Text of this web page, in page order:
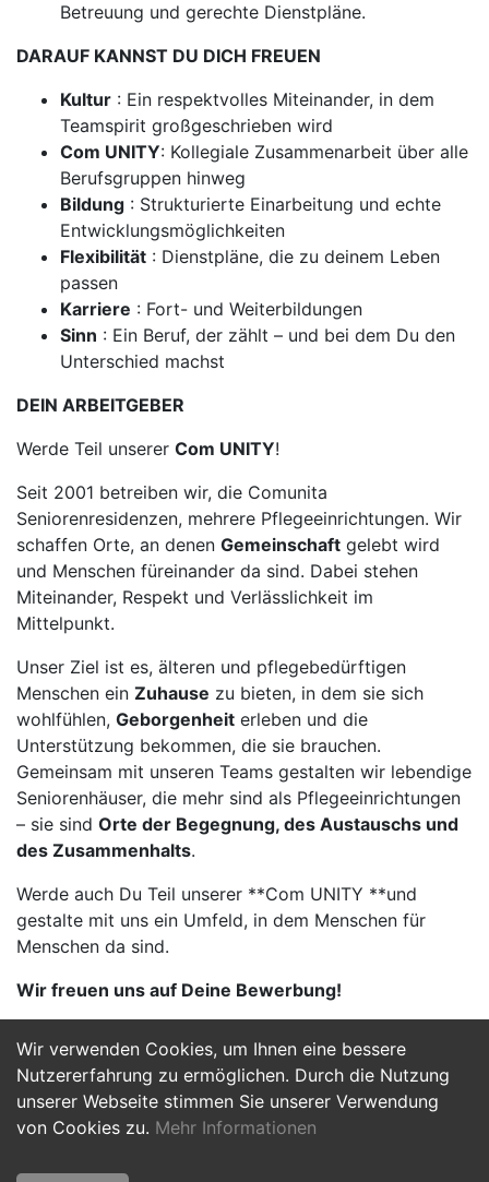
Wir verwenden Cookies, um Ihnen eine bessere
Nutzererfahrung zu ermöglichen. Durch die Nutzung
unserer Webseite stimmen Sie unserer Verwendung
von Cookies zu. Mehr Informationen
Betreuung und gerechte Dienstpläne.
DARAUF KANNST DU DICH FREUEN
Kultur : Ein respektvolles Miteinander, in dem
Teamspirit großgeschrieben wird
Com UNITY: Kollegiale Zusammenarbeit über alle
Berufsgruppen hinweg
Bildung : Strukturierte Einarbeitung und echte
Entwicklungsmöglichkeiten
Flexibilität : Dienstpläne, die zu deinem Leben
passen
Karriere : Fort- und Weiterbildungen
Sinn : Ein Beruf, der zählt – und bei dem Du den
Unterschied machst
DEIN ARBEITGEBER
Werde Teil unserer Com UNITY!
Seit 2001 betreiben wir, die Comunita
Seniorenresidenzen, mehrere Pflegeeinrichtungen. Wir
schaffen Orte, an denen Gemeinschaft gelebt wird
und Menschen füreinander da sind. Dabei stehen
Miteinander, Respekt und Verlässlichkeit im
Mittelpunkt.
Unser Ziel ist es, älteren und pflegebedürftigen
Menschen ein Zuhause zu bieten, in dem sie sich
wohlfühlen, Geborgenheit erleben und die
Unterstützung bekommen, die sie brauchen.
Gemeinsam mit unseren Teams gestalten wir lebendige
Seniorenhäuser, die mehr sind als Pflegeeinrichtungen
– sie sind Orte der Begegnung, des Austauschs und
des Zusammenhalts.
Werde auch Du Teil unserer **Com UNITY **und
gestalte mit uns ein Umfeld, in dem Menschen für
Menschen da sind.
Wir freuen uns auf Deine Bewerbung!
Jetzt Bewerben